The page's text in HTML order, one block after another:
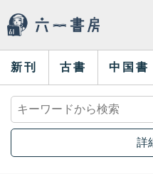
新刊 古書 中国書
詳